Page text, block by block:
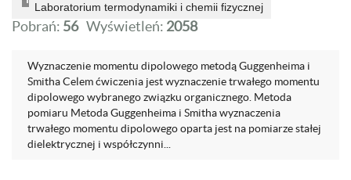
Laboratorium termodynamiki i chemii fizycznej
Pobrań: 56 Wyświetleń: 2058
Wyznaczenie momentu dipolowego metodą Guggenheima i
Smitha Celem ćwiczenia jest wyznaczenie trwałego momentu
dipolowego wybranego związku organicznego. Metoda
pomiaru Metoda Guggenheima i Smitha wyznaczenia
trwałego momentu dipolowego oparta jest na pomiarze stałej
dielektrycznej i współczynni...